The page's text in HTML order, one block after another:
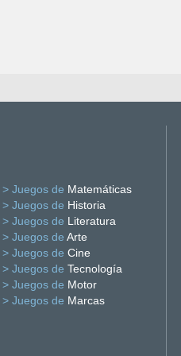
> Juegos de Matemáticas
> Juegos de Historia
> Juegos de Literatura
> Juegos de Arte
> Juegos de Cine
> Juegos de Tecnología
> Juegos de Motor
> Juegos de Marcas